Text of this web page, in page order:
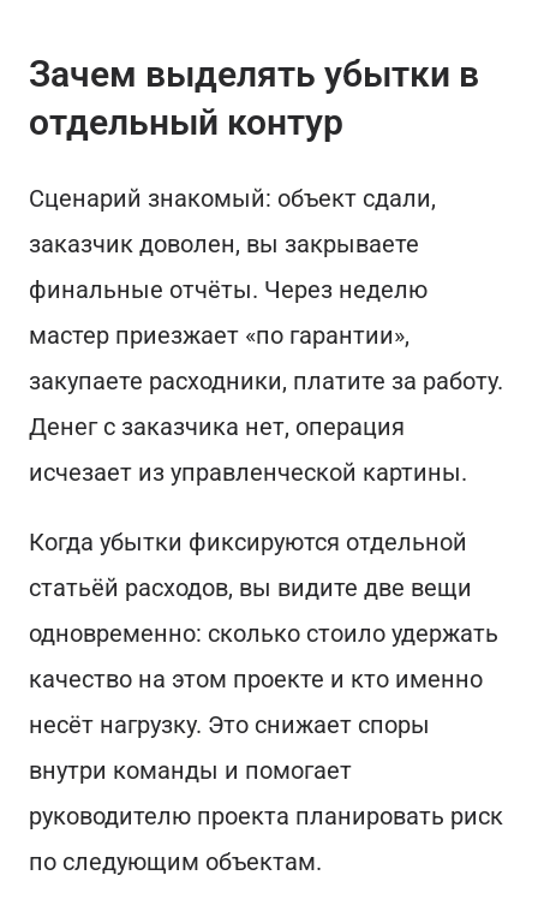
Зачем выделять убытки в
отдельный контур
Сценарий знакомый: объект сдали,
заказчик доволен, вы закрываете
финальные отчёты. Через неделю
мастер приезжает «по гарантии»,
закупаете расходники, платите за работу.
Денег с заказчика нет, операция
исчезает из управленческой картины.
Когда убытки фиксируются отдельной
статьёй расходов, вы видите две вещи
одновременно: сколько стоило удержать
качество на этом проекте и кто именно
несёт нагрузку. Это снижает споры
внутри команды и помогает
руководителю проекта планировать риск
по следующим объектам.